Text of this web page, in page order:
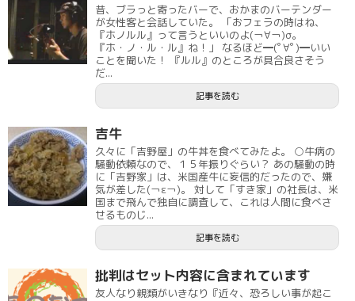
昔、ブラっと寄ったバーで、おかまのバーテンダー
が女性客と会話していた。 「おフェラの時はね、
『ホノルル』って言うといいのよ(￢∀￢)σ。
『ホ・ノ・ル・ル』ね！」 なるほど━(ﾟ∀ﾟ)━いい
ことを聞いた！ 『ルル』のところが具合良さそう
だ...
記事を読む
吉牛
久々に「吉野屋」の牛丼を食べてみたよ。 ○牛病の
騒動依頼なので、１５年振りぐらい？ あの騒動の時
に「吉野家」は、米国産牛に妄信的だったので、嫌
気が差した(￢ε￢)。 対して「すき家」の社長は、米
国まで飛んで独自に調査して、これは人間に食べさ
せるものじ...
記事を読む
批判はセット内容に含まれています
友人なり親類がいきなり『近々、恐ろしい事が起こ